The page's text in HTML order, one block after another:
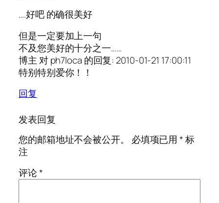
….好吧 的确很美好
但是一定要加上一句
不及您美好的十分之一……
博主 对 ph7loca 的回复: 2010-01-21 17:00:11
特别特别爱你！！
回复
发表回复
您的邮箱地址不会被公开。
必填项已用*标
注
评论*